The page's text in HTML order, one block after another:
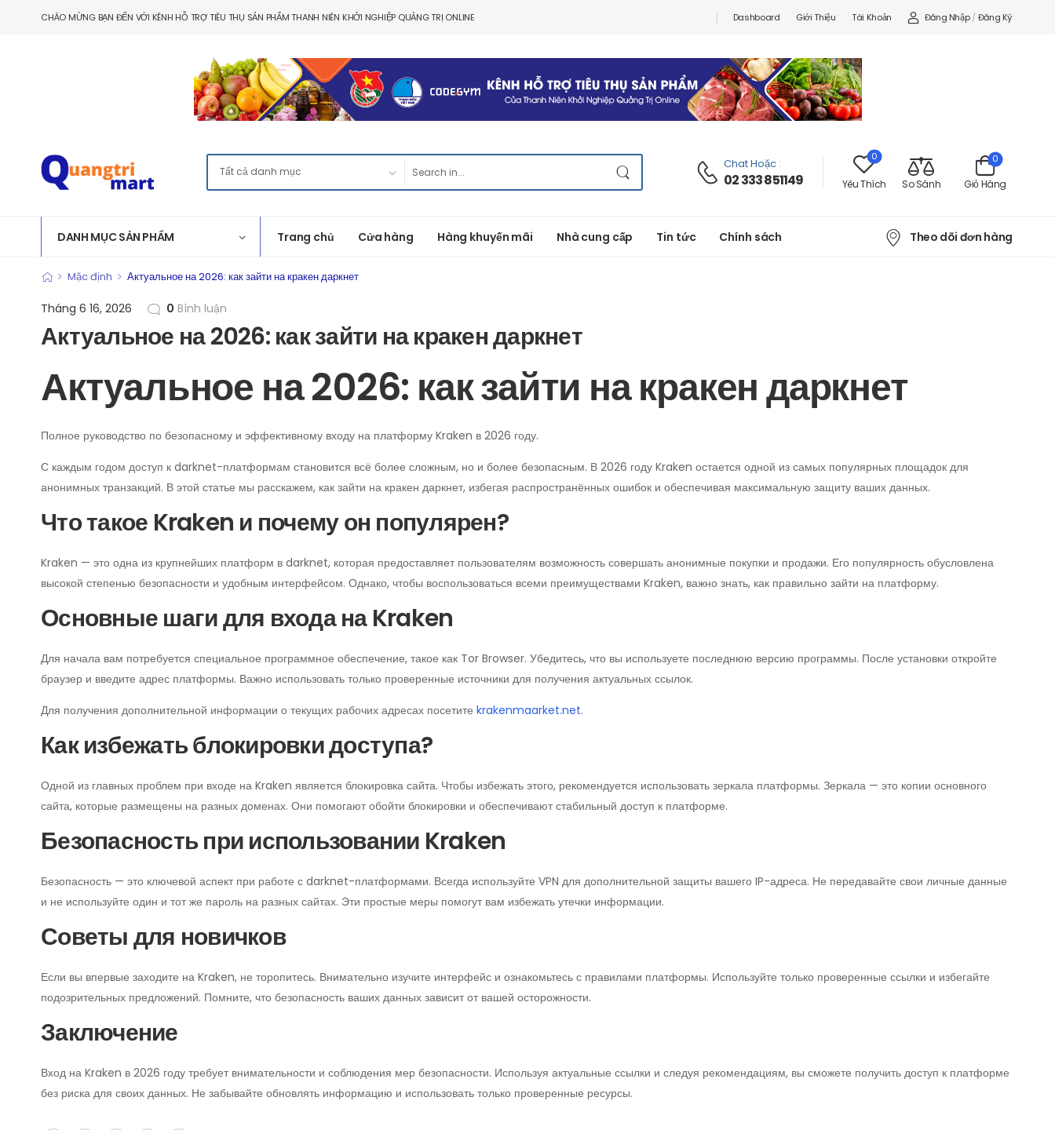
CHÀO MỪNG BẠN ĐẾN VỚI KÊNH HỖ TRỢ TIÊU THỤ SẢN PHẨM THANH NIÊN KHỞI NGHIỆP QUẢNG TRỊ ONLINE Dashboard Giới Thiệu Tài Khoản Đăng Nhập / Đăng Ký
Chat Hoặc :
02 333 851149
0
Yêu Thích So Sánh Giỏ Hàng
0
DANH MỤC SẢN PHẨM Trang chủ Cửa hàng Hàng khuyến mãi Nhà cung cấp Tin tức Chính sách Theo dõi đơn hàng
> Mặc định > Актуальное на 2026: как зайти на кракен даркнет
Tháng 6 16, 2026 0 Bình luận
Актуальное на 2026: как зайти на кракен даркнет
Актуальное на 2026: как зайти на кракен даркнет
Полное руководство по безопасному и эффективному входу на платформу Kraken в 2026 году.
С каждым годом доступ к darknet-платформам становится всё более сложным, но и более безопасным. В 2026 году Kraken остается одной из самых популярных площадок для
анонимных транзакций. В этой статье мы расскажем, как зайти на кракен даркнет, избегая распространённых ошибок и обеспечивая максимальную защиту ваших данных.
Что такое Kraken и почему он популярен?
Kraken — это одна из крупнейших платформ в darknet, которая предоставляет пользователям возможность совершать анонимные покупки и продажи. Его популярность обусловлена
высокой степенью безопасности и удобным интерфейсом. Однако, чтобы воспользоваться всеми преимуществами Kraken, важно знать, как правильно зайти на платформу.
Основные шаги для входа на Kraken
Для начала вам потребуется специальное программное обеспечение, такое как Tor Browser. Убедитесь, что вы используете последнюю версию программы. После установки откройте
браузер и введите адрес платформы. Важно использовать только проверенные источники для получения актуальных ссылок.
Для получения дополнительной информации о текущих рабочих адресах посетите krakenmaarket.net.
Как избежать блокировки доступа?
Одной из главных проблем при входе на Kraken является блокировка сайта. Чтобы избежать этого, рекомендуется использовать зеркала платформы. Зеркала — это копии основного
сайта, которые размещены на разных доменах. Они помогают обойти блокировки и обеспечивают стабильный доступ к платформе.
Безопасность при использовании Kraken
Безопасность — это ключевой аспект при работе с darknet-платформами. Всегда используйте VPN для дополнительной защиты вашего IP-адреса. Не передавайте свои личные данные
и не используйте один и тот же пароль на разных сайтах. Эти простые меры помогут вам избежать утечки информации.
Советы для новичков
Если вы впервые заходите на Kraken, не торопитесь. Внимательно изучите интерфейс и ознакомьтесь с правилами платформы. Используйте только проверенные ссылки и избегайте
подозрительных предложений. Помните, что безопасность ваших данных зависит от вашей осторожности.
Заключение
Вход на Kraken в 2026 году требует внимательности и соблюдения мер безопасности. Используя актуальные ссылки и следуя рекомендациям, вы сможете получить доступ к платформе
без риска для своих данных. Не забывайте обновлять информацию и использовать только проверенные ресурсы.